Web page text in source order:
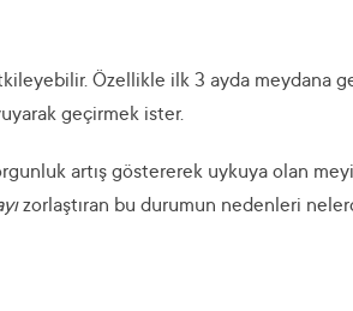
Özellikle ilk 3 ayda meydana
geçirmek ister.
artış göstererek uykuya olan
zorlaştıran bu durumun nedenleri